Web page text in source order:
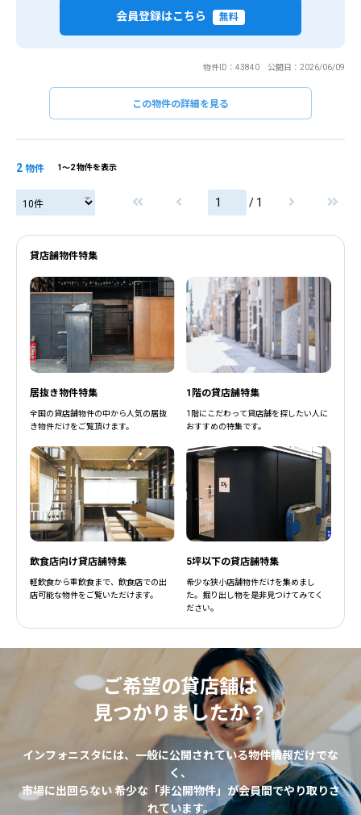
会員登録はこちら 無料
物件ID：43840 公開日：2026/06/09
この物件の詳細を見る
2 物件 1〜2 物件を表示
/ 1
貸店舗物件特集
居抜き物件特集
全国の貸店舗物件の中から人気の居抜
き物件だけをご覧頂けます。
1階の貸店舗特集
1階にこだわって貸店舗を探したい人に
おすすめの特集です。
飲食店向け貸店舗特集
軽飲食から重飲食まで、飲食店での出
店可能な物件をご覧いただけます。
5坪以下の貸店舗特集
希少な狭小店舗物件だけを集めまし
た。掘り出し物を是非見つけてみてく
ださい。
ご希望の貸店舗は
見つかりましたか？
インフォニスタには、一般に公開されている物件情報だけでな
く、
市場に出回らない 希少な「非公開物件」が会員間でやり取りさ
れています。